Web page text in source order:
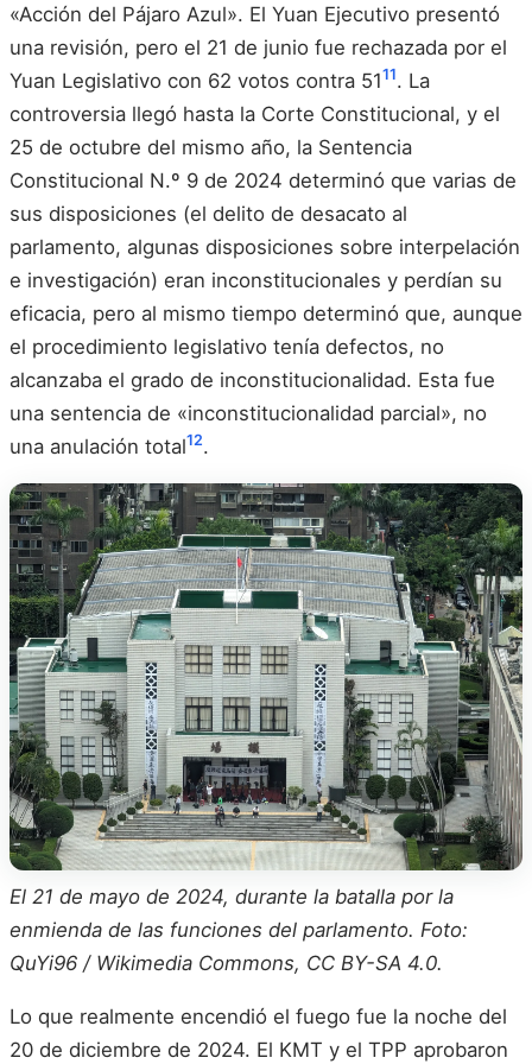
«Acción del Pájaro Azul». El Yuan Ejecutivo presentó
una revisión, pero el 21 de junio fue rechazada por el
Yuan Legislativo con 62 votos contra 5111. La
controversia llegó hasta la Corte Constitucional, y el
25 de octubre del mismo año, la Sentencia
Constitucional N.º 9 de 2024 determinó que varias de
sus disposiciones (el delito de desacato al
parlamento, algunas disposiciones sobre interpelación
e investigación) eran inconstitucionales y perdían su
eficacia, pero al mismo tiempo determinó que, aunque
el procedimiento legislativo tenía defectos, no
alcanzaba el grado de inconstitucionalidad. Esta fue
una sentencia de «inconstitucionalidad parcial», no
una anulación total12.
El 21 de mayo de 2024, durante la batalla por la
enmienda de las funciones del parlamento. Foto:
QuYi96 / Wikimedia Commons, CC BY-SA 4.0.
Lo que realmente encendió el fuego fue la noche del
20 de diciembre de 2024. El KMT y el TPP aprobaron